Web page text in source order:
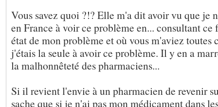
Vous savez quoi ?!? Elle m'a dit avoir vu que je
en France à voir ce problème en... consultant
état de mon problème et où vous m'aviez toutes
j'étais la seule à avoir ce problème. Il y en a
la malhonnêteté des pharmaciens...
Si il revient l'envie à un pharmacien de revenir
sache que si je n'ai pas mon médicament dans